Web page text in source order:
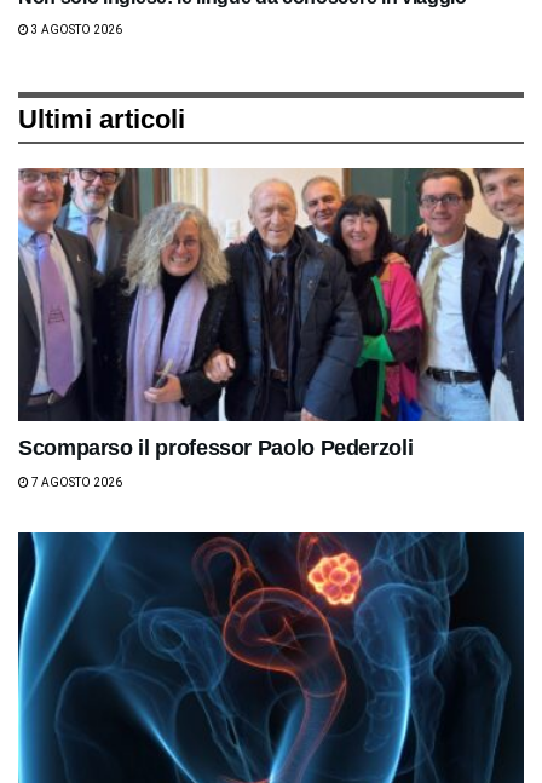
3 AGOSTO 2026
Ultimi articoli
Scomparso il professor Paolo Pederzoli
7 AGOSTO 2026